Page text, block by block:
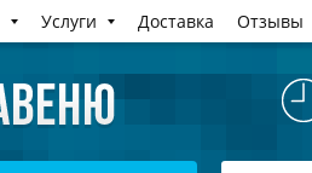
Услуги Доставка Отзывы